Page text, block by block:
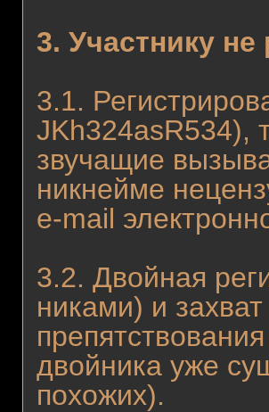
3. Участнику
3.1.
JKh324asR534),
звучащие
никнейме
e-mail
3.2. Двойная
никами) и
двойника уже
похожих).